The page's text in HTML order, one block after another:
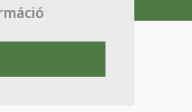
Építőmérnöki Kar
rkp. 3.